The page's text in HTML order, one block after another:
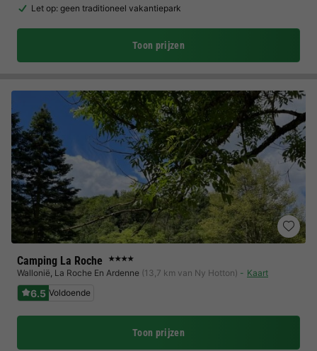
Let op: geen traditioneel vakantiepark
Toon prijzen
Camping La Roche ★★★★
Wallonië, La Roche En Ardenne (13,7 km van Ny Hotton) Kaart
6.5 Voldoende
Toon prijzen